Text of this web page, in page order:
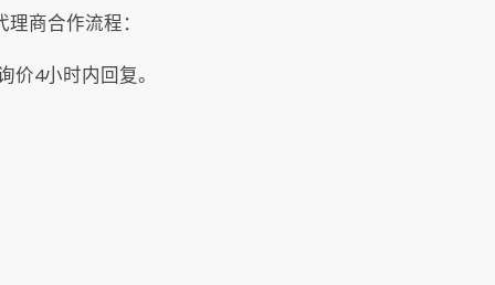
商合作流程：
价4小时内回复。